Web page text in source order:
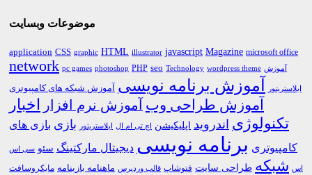
موضوعات وبسایت
application CSS graphic HTML illustrator javascript Magazine microsoft office
network pc games photoshop PHP seo Technology wordpress theme آموزش
ایلاستریتور آموزش برنامه نویسی آموزش شبکه های کامپیوتری
آموزش طراحی وب آموزش نرم افزار اخبار
تکنولوژی اندروید اپلیکیشن اچ تی ام ال ایلاستریتور بازی بازی های
کامپیوتری برنامه نویسی دیجیتال مارکتینگ سئو سی اس
اس شبکه طراحی سایت فتوشاپ قالب وردپرس ماهنامه بازینامه مایکروسافت